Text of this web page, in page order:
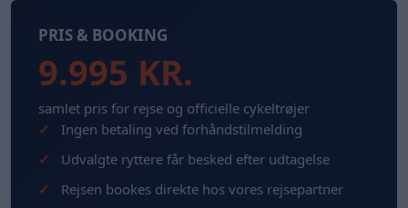
PRIS & BOOKING
9.995 KR.
samlet pris for rejse og officielle cykeltrøjer
Ingen betaling ved forhåndstilmelding
Udvalgte ryttere får besked efter udtagelse
Rejsen bookes direkte hos vores rejsepartner